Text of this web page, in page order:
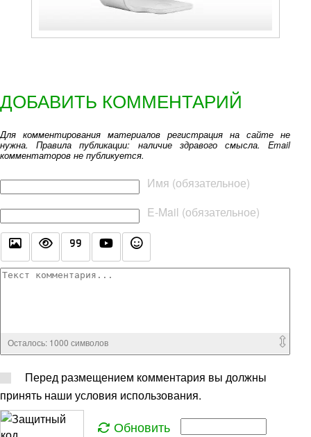
ДОБАВИТЬ КОММЕНТАРИЙ
Для комментирования материалов регистрация на сайте не
нужна. Правила публикации: наличие здравого смысла. Email
комментаторов не публикуется.
Имя (обязательное)
E-Mail (обязательное)
Текст комментария
Осталось: 1000 символов
Перед размещением комментария вы должны
принять наши условия использования.
Обновить